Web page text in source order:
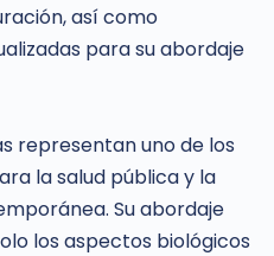
así como
para su abordaje
representan uno de los
la salud pública y la
Su abordaje
los aspectos biológicos